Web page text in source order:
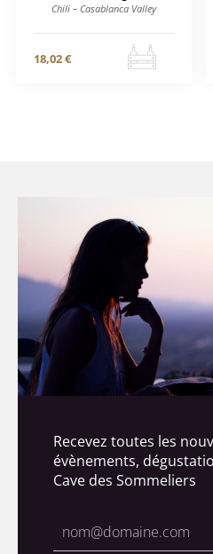
Chili – Casablanca Valley
18,02 €
Recevez toutes les
évènements,
Cave des Sommeliers